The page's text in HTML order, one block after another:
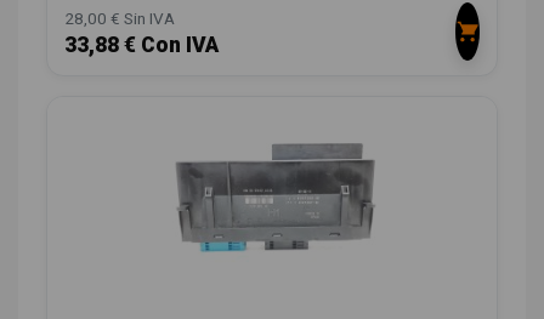
28,00 € Sin IVA
33,88 € Con IVA